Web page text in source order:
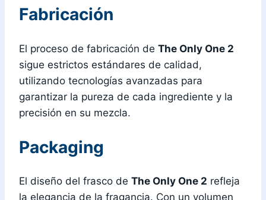
Fabricación
El proceso de fabricación de The Only One 2
sigue estrictos estándares de calidad,
utilizando tecnologías avanzadas para
garantizar la pureza de cada ingrediente y la
precisión en su mezcla.
Packaging
El diseño del frasco de The Only One 2 refleja
la elegancia de la fragancia. Con un volumen